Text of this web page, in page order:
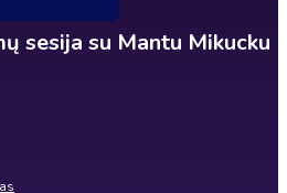
sesija su Mantu Mikucku